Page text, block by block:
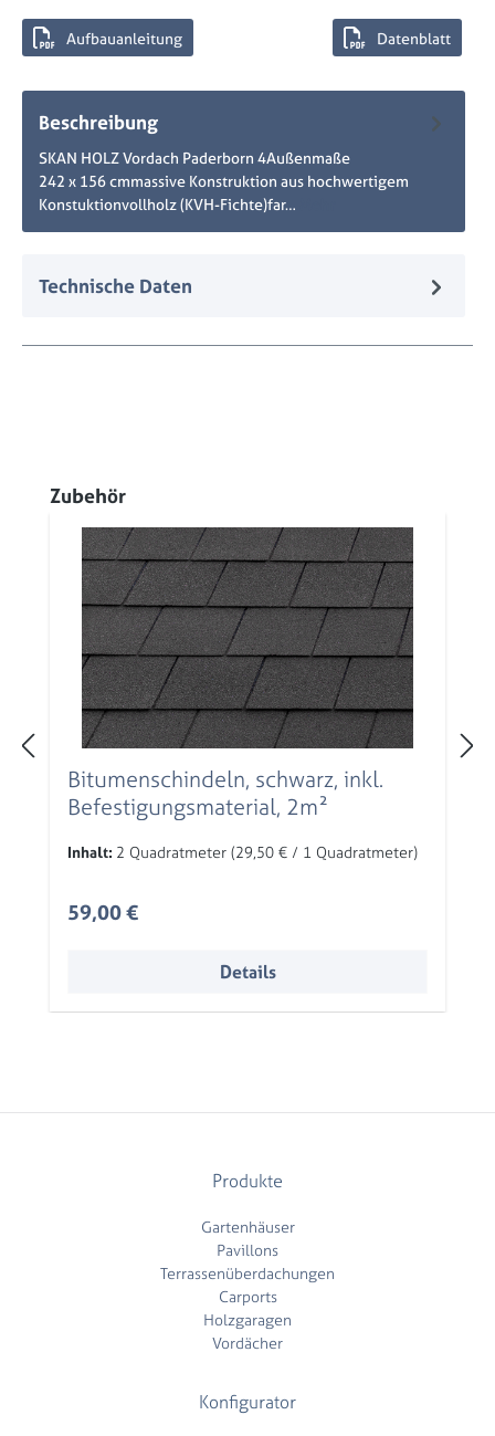
Beschreibung
SKAN HOLZ Vordach Paderborn 4Außenmaße
242 x 156 cmmassive Konstruktion aus hochwertigem
Konstuktionvollholz (KVH-Fichte)far…
Technische Daten
Aufbauanleitung Datenblatt
Produktgalerie überspringen
Zubehör
Bitumenschindeln, schwarz, inkl.
Befestigungsmaterial, 2m²
Inhalt: 2 Quadratmeter (29,50 € / 1 Quadratmeter)
Regulärer Preis:
59,00 €
Details
Produkte
Gartenhäuser
Pavillons
Terrassenüberdachungen
Carports
Holzgaragen
Vordächer
Konfigurator